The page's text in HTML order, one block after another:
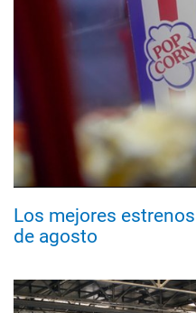
Los mejores
de agosto